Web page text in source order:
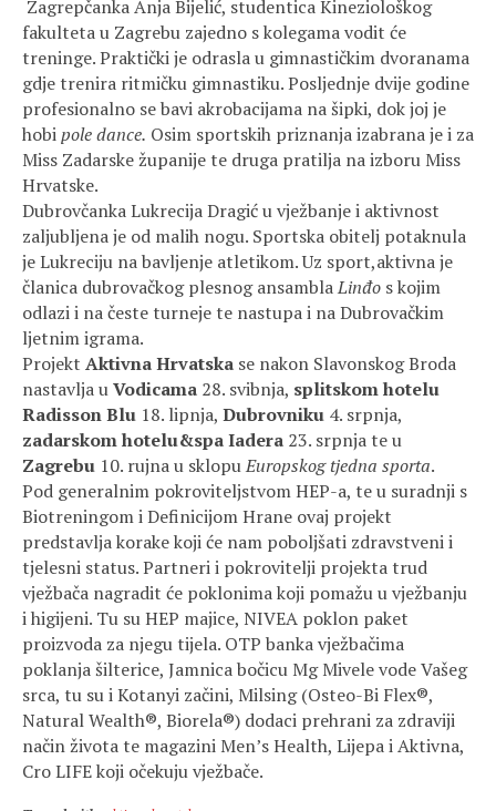
Zagrepčanka Anja Bijelić, studentica Kineziološkog
fakulteta u Zagrebu zajedno s kolegama vodit će
treninge. Praktički je odrasla u gimnastičkim dvoranama
gdje trenira ritmičku gimnastiku. Posljednje dvije godine
profesionalno se bavi akrobacijama na šipki, dok joj je
hobipole dance. Osim sportskih priznanja izabrana je i za
Miss Zadarske županije te druga pratilja na izboru Miss
Hrvatske.
Dubrovčanka Lukrecija Dragić u vježbanje i aktivnost
zaljubljena je od malih nogu. Sportska obitelj potaknula
je Lukreciju na bavljenje atletikom. Uz sport,aktivna je
članica dubrovačkog plesnog ansamblaLinđo s kojim
odlazi i na česte turneje te nastupa i na Dubrovačkim
ljetnim igrama.
Projekt Aktivna Hrvatska se nakon Slavonskog Broda
nastavlja uVodicama 28. svibnja, splitskom hotelu
Radisson Blu 18. lipnja, Dubrovniku 4. srpnja,
zadarskom hotelu&spa Iadera 23. srpnja te u
Zagrebu 10. rujna u sklopuEuropskog tjedna sporta.
Pod generalnim pokroviteljstvom HEP-a, te u suradnji s
Biotreningom i Definicijom Hrane ovaj projekt
predstavlja korake koji će nam poboljšati zdravstveni i
tjelesni status. Partneri i pokrovitelji projekta trud
vježbača nagradit će poklonima koji pomažu u vježbanju
i higijeni. Tu su HEP majice, NIVEA poklon paket
proizvoda za njegu tijela. OTP banka vježbačima
poklanja šilterice, Jamnica bočicu Mg Mivele vode Vašeg
srca, tu su i Kotanyi začini, Milsing (Osteo-Bi Flex®,
Natural Wealth®, Biorela®) dodaci prehrani za zdraviji
način života te magazini Men’s Health, Lijepa i Aktivna,
Cro LIFE koji očekuju vježbače.